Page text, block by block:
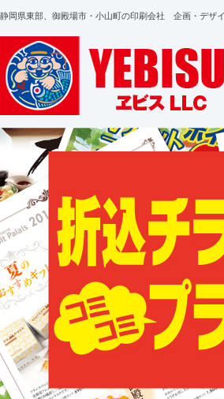
静岡県東部、御殿場市・小山町の印刷会社 企画・デザ